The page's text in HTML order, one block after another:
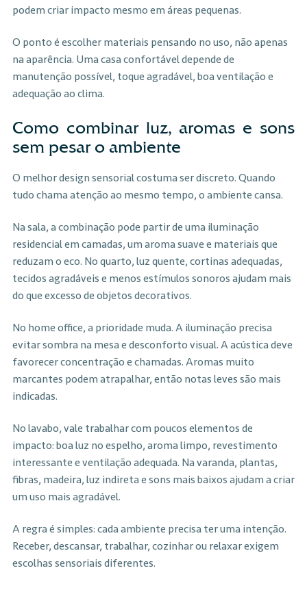
podem criar impacto mesmo em áreas pequenas.
O ponto é escolher materiais pensando no uso, não apenas
na aparência. Uma casa confortável depende de
manutenção possível, toque agradável, boa ventilação e
adequação ao clima.
Como combinar luz, aromas e sons
sem pesar o ambiente
O melhor design sensorial costuma ser discreto. Quando
tudo chama atenção ao mesmo tempo, o ambiente cansa.
Na sala, a combinação pode partir de uma iluminação
residencial em camadas, um aroma suave e materiais que
reduzam o eco. No quarto, luz quente, cortinas adequadas,
tecidos agradáveis e menos estímulos sonoros ajudam mais
do que excesso de objetos decorativos.
No home office, a prioridade muda. A iluminação precisa
evitar sombra na mesa e desconforto visual. A acústica deve
favorecer concentração e chamadas. Aromas muito
marcantes podem atrapalhar, então notas leves são mais
indicadas.
No lavabo, vale trabalhar com poucos elementos de
impacto: boa luz no espelho, aroma limpo, revestimento
interessante e ventilação adequada. Na varanda, plantas,
fibras, madeira, luz indireta e sons mais baixos ajudam a criar
um uso mais agradável.
A regra é simples: cada ambiente precisa ter uma intenção.
Receber, descansar, trabalhar, cozinhar ou relaxar exigem
escolhas sensoriais diferentes.